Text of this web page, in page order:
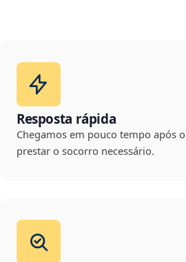
Resposta rápida
Chegamos em pouco tempo após
prestar o socorro necessário.